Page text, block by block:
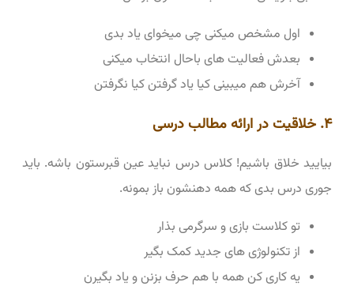
اول مشخص میکنی چی میخوای یاد بدی
بعدش فعالیت های باحال انتخاب میکنی
آخرش هم میبینی کیا یاد گرفتن کیا نگرفتن
۴. خلاقیت در ارائه مطالب درسی
بیایید خلاق باشیم! کلاس درس نباید عین قبرستون باشه. باید
جوری درس بدی که همه دهنشون باز بمونه.
تو کلاست بازی و سرگرمی بذار
از تکنولوژی های جدید کمک بگیر
یه کاری کن همه با هم حرف بزنن و یاد بگیرن